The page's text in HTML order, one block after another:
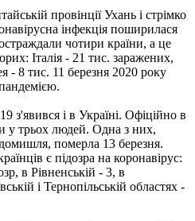
провінції Ухань і стрімко
інфекція поширилася
чотири країни, а це
Італія - ​​21 тис. заражених,
- 8 тис. 11 березня 2020 року
з'явився і в Україні. Офіційно в
у трьох людей. Одна з них,
померла 13 березня.
є підозра на коронавірус:
в Рівненській - 3, в
і Тернопільській областях -